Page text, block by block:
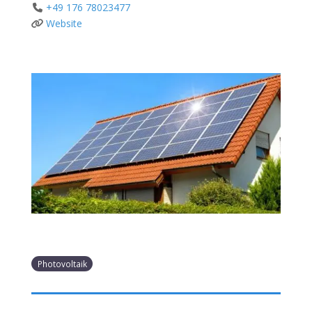
+49 176 78023477
Website
Photovoltaik